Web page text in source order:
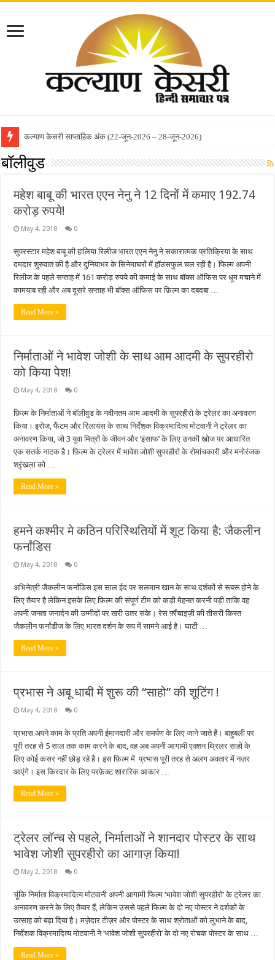
कल्याण केसरी साप्ताहिक अंक (22-जून-2026 – 28-जून-2026)
कल्याण केसरी साप्ताहिक अंक (8-जून-2026 – 14-जून-2026)
बॉलीवुड
महेश बाबू की भारत एएन नेनु ने 12 दिनों में कमाए 192.74
करोड़ रुपये!
May 4, 2018 0
सुपरस्टार महेश बाबू की हालिया रिलीज भारत एएन नेनु ने सकारात्मक प्रतिक्रिया के साथ
दमदार शुरुवात की है और दुनियाभर के सिनेमाघरों में हॉउसफुल चल रही है। फिल्म अपनी
रिलीज के पहले सप्ताह में 161 करोड़ रुपये की कमाई के साथ बॉक्स ऑफिस पर धूम मचाने में
कामयाब रही और अब दूसरे सप्ताह भी बॉक्स ऑफिस पर फ़िल्म का दबदबा …
Read More »
निर्माताओं ने भावेश जोशी के साथ आम आदमी के सुपरहीरो
को किया पेश!
May 4, 2018 0
फ़िल्म के निर्माताओं ने बॉलीवुड के नवीनतम आम आदमी के सुपरहीरो के ट्रेलर का अनावरण
किया। इरोज, फैंटम और रिलायंस के साथ निर्देशक विक्रमादित्य मोटवानी ने ट्रेलर का
अनावरण किया, जो 3 युवा मित्रों के जीवन और ‘इंसाफ’ के लिए उनकी खोज पर आधारित
एक सतर्क नाटक है। फ़िल्म के ट्रेलर में भावेश जोशी सुपरहीरो के रोमांचकारी और मनोरंजक
श्रृंखला को …
Read More »
हमने कश्मीर मे कठिन परिस्थितियों में शूट किया है: जैकलीन
फर्नांडिस
May 4, 2018 0
अभिनेत्री जैकलीन फर्नांडिस इस साल ईद पर सलमान खान के साथ दर्शकों से रूबरू होने के
लिए तैयार है लेकिन इसके लिए फ़िल्म की संपूर्ण टीम को कड़ी मेहनत करनी पड़ी ताकि वह
अपनी जनता जनार्दन की उम्मीदों पर खरी उतर सके। रेस फ़्रैंचाइज़ी की तीसरी किस्त
जैकलीन फर्नांडीज के लिए भारत दर्शन के रूप में सामने आई है। घाटी …
Read More »
प्रभास ने अबू धाबी में शुरू की “साहो” की शूटिंग !
May 4, 2018 0
प्रभास अपने काम के प्रति अपनी ईमानदारी और समर्पण के लिए जाने जाते हैं। बाहुबली पर
पूरी तरह से 5 साल तक काम करने के बाद, वह अब अपनी आगामी एक्शन थ्रिलर साहो के
लिए कोई कसर नहीं छोड़ रहे है। इस फ़िल्म में प्रभास पूरी तरह से अलग अवतार में नज़र
आएंगे। इस किरदार के लिए परफ़ेक्ट शारारिक आकार …
Read More »
ट्रेलर लॉन्च से पहले, निर्माताओं ने शानदार पोस्टर के साथ
भावेश जोशी सुपरहीरो का आगाज़ किया!
May 2, 2018 0
चूंकि निर्माता विक्रमादित्य मोटवानी अपनी आगामी फिल्म ‘भावेश जोशी सुपरहीरो’ के ट्रेलर का
अनावरण करने के लिए तैयार हैं, लेकिन उससे पहले फिल्म के दो नए पोस्टर ने दर्शकों के
उत्साह को बढ़ा दिया है। मज़ेदार टीज़र और पोस्टर के साथ श्रोताओं को लुभाने के बाद,
निर्देशक विक्रमादित्य मोटवानी ने ‘भावेश जोशी सुपरहीरो’ के दो नए रोचक पोस्टर के साथ …
Read More »